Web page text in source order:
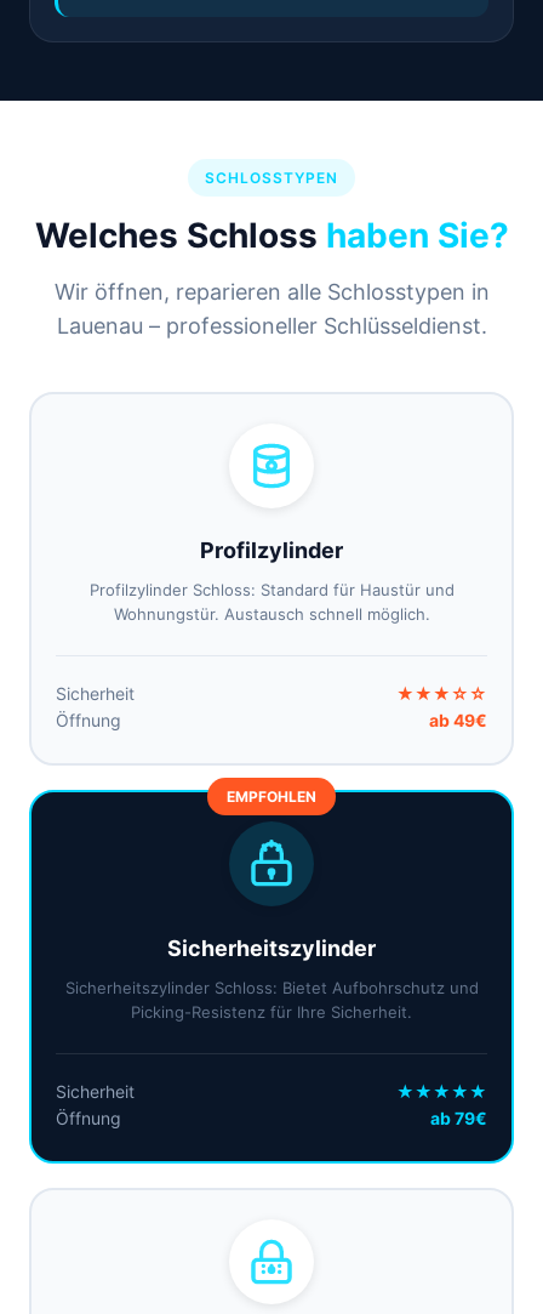
SCHLOSSTYPEN
Welches Schloss haben Sie?
Wir öffnen, reparieren alle Schlosstypen in
Lauenau – professioneller Schlüsseldienst.
Profilzylinder
Profilzylinder Schloss: Standard für Haustür und
Wohnungstür. Austausch schnell möglich.
Sicherheit
★★★☆☆
Öffnung
ab 49€
EMPFOHLEN
Sicherheitszylinder
Sicherheitszylinder Schloss: Bietet Aufbohrschutz und
Picking-Resistenz für Ihre Sicherheit.
Sicherheit
★★★★★
Öffnung
ab 79€